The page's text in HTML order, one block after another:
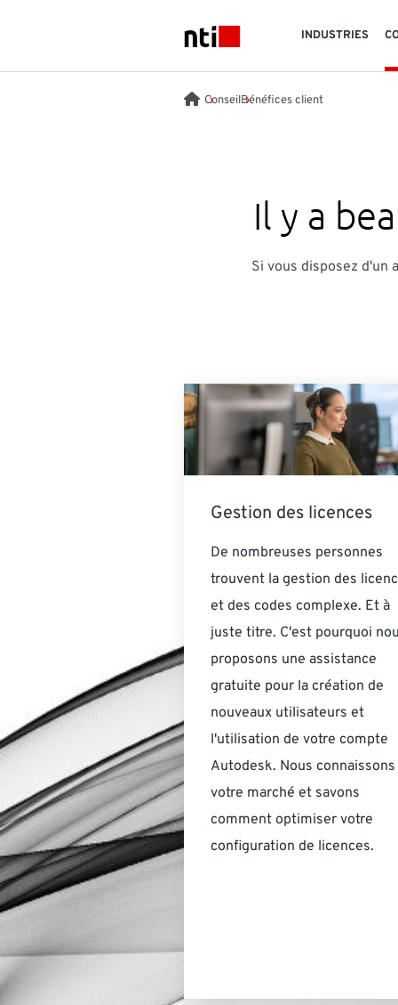
NTI logo
INDUSTRIES
ConseilBénéfices client
Il y a
Si vous disposez d'un
Gestion des licences
De nombreuses personnes
trouvent la gestion des
et des codes complexe. Et à
juste titre. C'est pourquoi
proposons une assistance
gratuite pour la création de
nouveaux utilisateurs et
l'utilisation de votre compte
Autodesk. Nous connaissons
votre marché et savons
comment optimiser votre
configuration de licences.